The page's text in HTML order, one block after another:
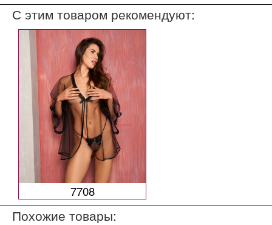
С этим товаром рекомендуют:
7708
Похожие товары: